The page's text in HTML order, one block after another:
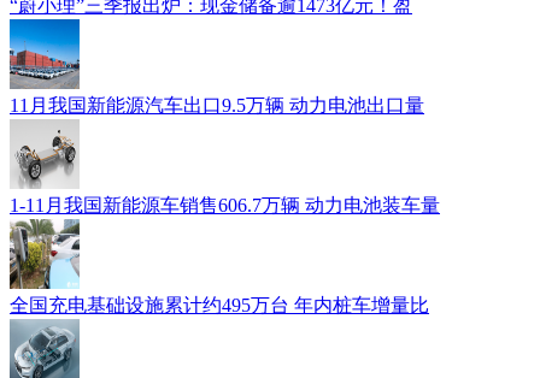
“蔚小理”三季报出炉：现金储备逾1473亿元！盈
11月我国新能源汽车出口9.5万辆 动力电池出口量
1-11月我国新能源车销售606.7万辆 动力电池装车量
全国充电基础设施累计约495万台 年内桩车增量比